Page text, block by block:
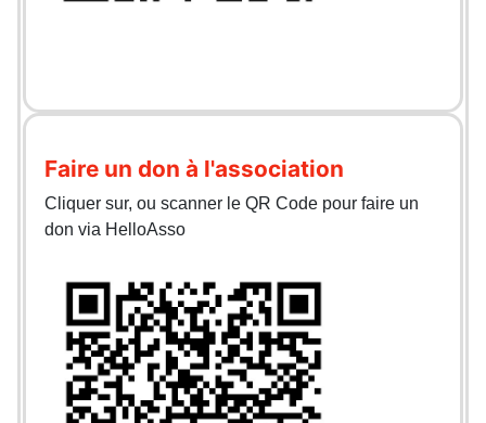
Faire un don à l'association
Cliquer sur, ou scanner le QR Code pour faire un
don via HelloAsso